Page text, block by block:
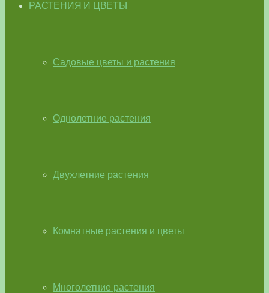
РАСТЕНИЯ И ЦВЕТЫ
Садовые цветы и растения
Однолетние растения
Двухлетние растения
Комнатные растения и цветы
Многолетние растения